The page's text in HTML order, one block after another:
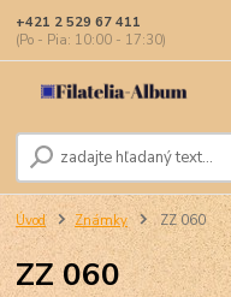
+421 2 529 67 411
(Po - Pia: 10:00 - 17:30)
Úvod Známky ZZ 060
ZZ 060